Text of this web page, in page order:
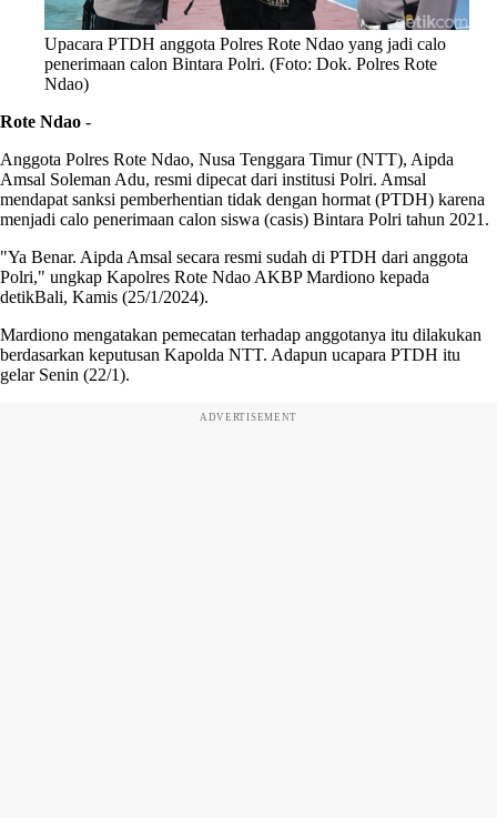
Upacara PTDH anggota Polres Rote Ndao yang jadi calo
penerimaan calon Bintara Polri. (Foto: Dok. Polres Rote
Ndao)
Rote Ndao -
Anggota Polres Rote Ndao, Nusa Tenggara Timur (NTT), Aipda
Amsal Soleman Adu, resmi dipecat dari institusi Polri. Amsal
mendapat sanksi pemberhentian tidak dengan hormat (PTDH) karena
menjadi calo penerimaan calon siswa (casis) Bintara Polri tahun 2021.
"Ya Benar. Aipda Amsal secara resmi sudah di PTDH dari anggota
Polri," ungkap Kapolres Rote Ndao AKBP Mardiono kepada
detikBali, Kamis (25/1/2024).
Mardiono mengatakan pemecatan terhadap anggotanya itu dilakukan
berdasarkan keputusan Kapolda NTT. Adapun ucapara PTDH itu
gelar Senin (22/1).
ADVERTISEMENT